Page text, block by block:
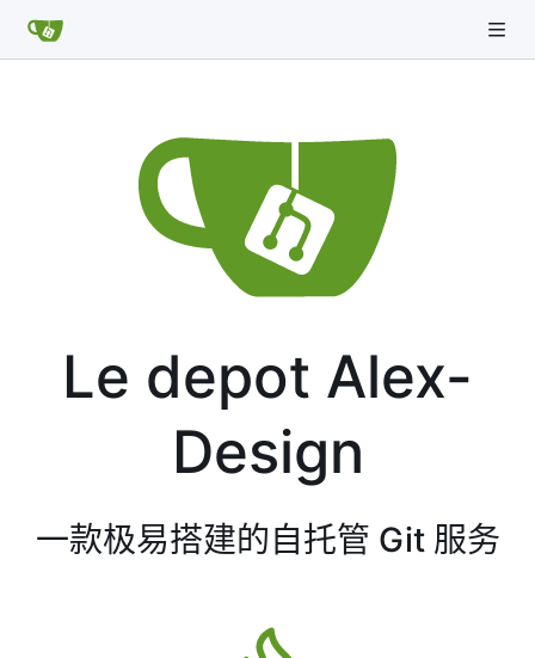
Le depot Alex-
Design
一款极易搭建的自托管 Git 服务